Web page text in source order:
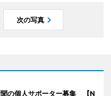
次の写真
聞の個人サポーター募集 【N